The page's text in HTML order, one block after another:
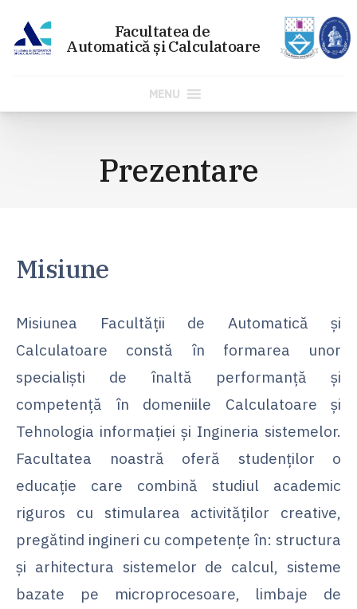
MENU
Prezentare
Misiune
Misiunea Facultății de Automatică și
Calculatoare constă în formarea unor
specialiști de înaltă performanță și
competență în domeniile Calculatoare și
Tehnologia informației și Ingineria sistemelor.
Facultatea noastră oferă studenților o
educație care combină studiul academic
riguros cu stimularea activităților creative,
pregătind ingineri cu competențe în: structura
și arhitectura sistemelor de calcul, sisteme
bazate pe microprocesoare, limbaje de